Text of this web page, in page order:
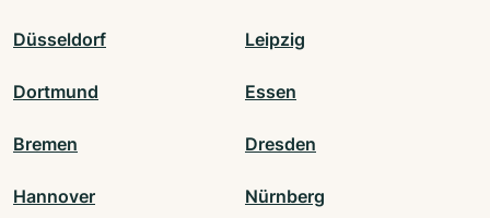
Düsseldorf Leipzig
Dortmund Essen
Bremen Dresden
Hannover Nürnberg